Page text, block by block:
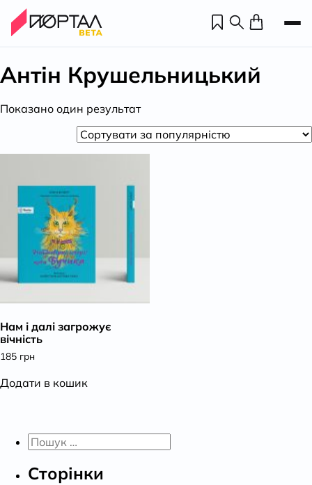
Антін Крушельницький
Показано один результат
Нам і далі загрожує
вічність
185 грн
Додати в кошик
Пошук:
Сторінки